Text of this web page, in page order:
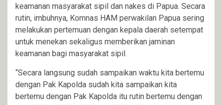
keamanan masyarakat sipil dan nakes di Papua. Secara
rutin, imbuhnya, Komnas HAM perwakilan Papua sering
melakukan pertemuan dengan kepala daerah setempat
untuk menekan sekaligus memberikan jaminan
keamanan bagi masyarakat sipil.
“Secara langsung sudah sampaikan waktu kita bertemu
dengan Pak Kapolda sudah kita sampaikan kita
bertemu dengan Pak Kapolda itu rutin bertemu dengan